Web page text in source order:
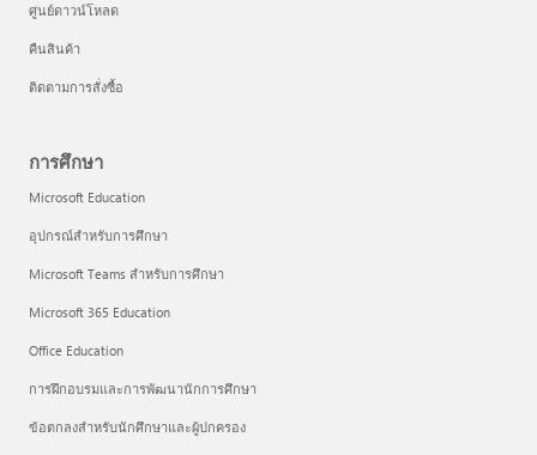
ศูนย์ดาวน์โหลด
คืนสินค้า
ติดตามการสั่งซื้อ
การศึกษา
Microsoft Education
อุปกรณ์สำหรับการศึกษา
Microsoft Teams สำหรับการศึกษา
Microsoft 365 Education
Office Education
การฝึกอบรมและการพัฒนานักการศึกษา
ข้อตกลงสำหรับนักศึกษาและผู้ปกครอง